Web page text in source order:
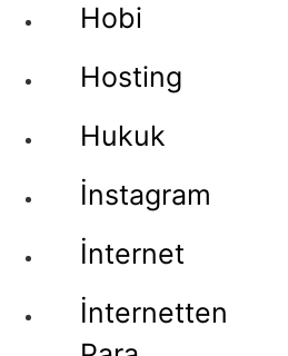
Hobi
Hosting
Hukuk
İnstagram
İnternet
İnternetten